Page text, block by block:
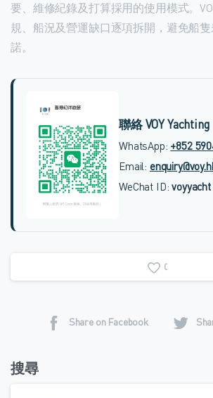
要、維修紀錄及打算採用的使用模式。
規、船況及營運缺口逐項拆開，避免船
諾。
聯絡 VOY Yachting
WhatsApp: +852
Email:
WeChat ID:voyyacht
0
Share on Facebook
搜尋